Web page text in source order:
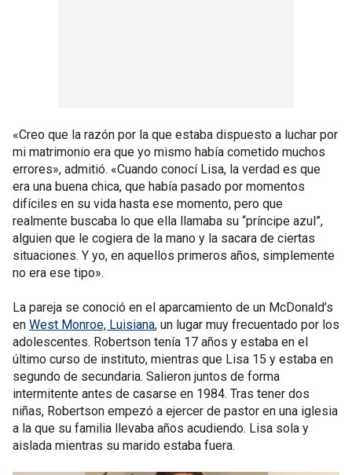
«Creo que la razón por la que estaba dispuesto a luchar por
mi matrimonio era que yo mismo había cometido muchos
errores», admitió. «Cuando conocí Lisa, la verdad es que
era una buena chica, que había pasado por momentos
difíciles en su vida hasta ese momento, pero que
realmente buscaba lo que ella llamaba su “príncipe azul”,
alguien que le cogiera de la mano y la sacara de ciertas
situaciones. Y yo, en aquellos primeros años, simplemente
no era ese tipo».
La pareja se conoció en el aparcamiento de un McDonald’s
en West Monroe, Luisiana, un lugar muy frecuentado por los
adolescentes. Robertson tenía 17 años y estaba en el
último curso de instituto, mientras que Lisa 15 y estaba en
segundo de secundaria. Salieron juntos de forma
intermitente antes de casarse en 1984. Tras tener dos
niñas, Robertson empezó a ejercer de pastor en una iglesia
a la que su familia llevaba años acudiendo. Lisa sola y
aislada mientras su marido estaba fuera.